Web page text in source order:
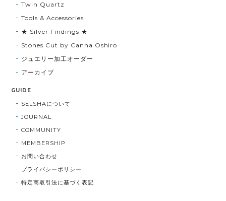
Twin Quartz
Tools & Accessories
★ Silver Findings ★
Stones Cut by Canna Oshiro
ジュエリー加工オーダー
アーカイブ
GUIDE
SELSHAについて
JOURNAL
COMMUNITY
MEMBERSHIP
お問い合わせ
プライバシーポリシー
特定商取引法に基づく表記